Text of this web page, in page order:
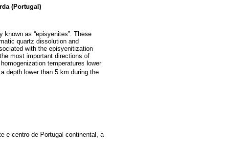
(Portugal)
known as “episyenites”. These
quartz dissolution and
with the episyenitization
most important directions of
temperatures lower
depth lower than 5 km during the
e centro de Portugal continental, a